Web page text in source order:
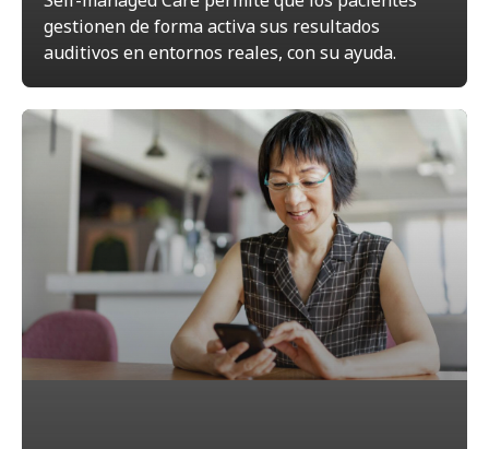
gestionen de forma activa sus resultados
auditivos en entornos reales, con su ayuda.